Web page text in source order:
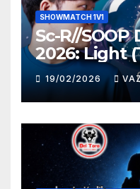
SHOWMATCH 1V1
Sc-R//SOOP
2026: Light
19/02/2026